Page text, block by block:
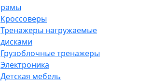
рамы
Кроссоверы
Тренажеры нагружаемые
дисками
Грузоблочные тренажеры
Электроника
Детская мебель